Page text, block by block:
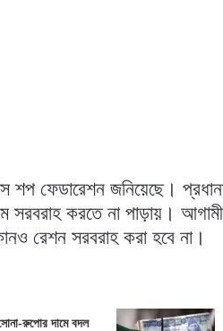
শপ ফেডারেশন জনিয়েছে।
সরবরাহ করতে না পাড়ায়।
রেশন সরবরাহ করা হবে না।
রুপোর দামে বদল